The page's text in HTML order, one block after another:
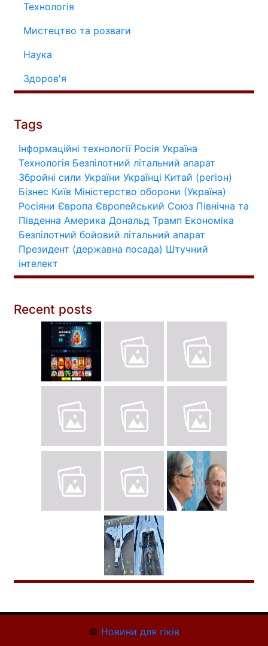
Технологія
Мистецтво та розваги
Наука
Здоров'я
Tags
Інформаційні технології Росія Україна
Технологія Безпілотний літальний апарат
Збройні сили України Українці Китай (регіон)
Бізнес Київ Міністерство оборони (Україна)
Росіяни Європа Європейський Союз Північна та
Південна Америка Дональд Трамп Економіка
Безпілотний бойовий літальний апарат
Президент (державна посада) Штучний
інтелект
Recent posts
© Новини для гіків